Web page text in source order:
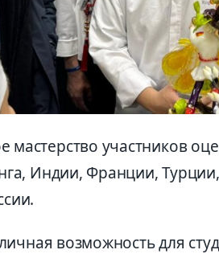
мастерство участников
Индии, Франции,
возможность для